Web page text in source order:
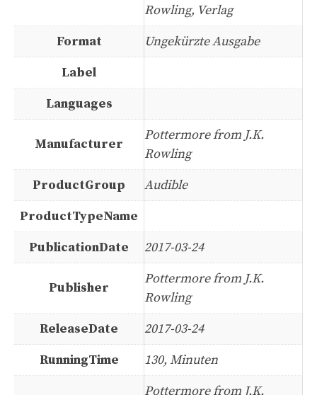
Rowling, Verlag
Format
Ungekürzte Ausgabe
Label
Languages
Manufacturer
Pottermore from J.K.
Rowling
ProductGroup
Audible
ProductTypeName
PublicationDate
2017-03-24
Publisher
Pottermore from J.K.
Rowling
ReleaseDate
2017-03-24
RunningTime
130, Minuten
Pottermore from J.K.